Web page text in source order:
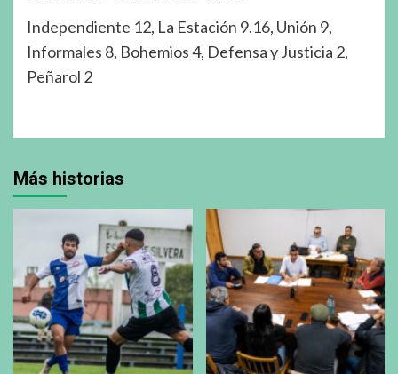
Independiente 12, La Estación 9.16, Unión 9,
Informales 8, Bohemios 4, Defensa y Justicia 2,
Peñarol 2
Más historias